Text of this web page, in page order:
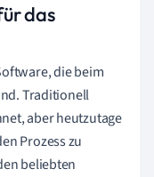
das
die beim
Traditionell
aber heutzutage
Prozess zu
beliebten